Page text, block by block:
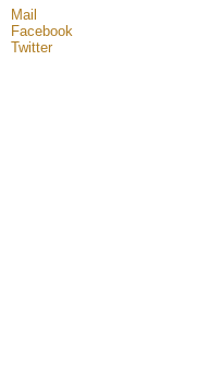
Mail
Facebook
Twitter